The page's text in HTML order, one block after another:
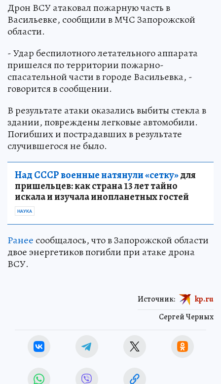
Дрон ВСУ атаковал пожарную часть в
Васильевке, сообщили в МЧС Запорожской
области.
- Удар беспилотного летательного аппарата
пришелся по территории пожарно-
спасательной части в городе Васильевка, -
говорится в сообщении.
В результате атаки оказались выбиты стекла в
здании, повреждены легковые автомобили.
Погибших и пострадавших в результате
случившегося не было.
Над СССР военные натянули «сетку»для
пришельцев: как страна 13 лет тайно
искала и изучала инопланетных гостей
НАУКА
Ранее сообщалось, что в Запорожской области
двое энергетиков погибли при атаке дрона
ВСУ.
Сергей Черных
Источник: kp.ru